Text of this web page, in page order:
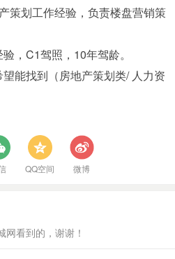
策划工作经验，负责楼盘营销策
，C1驾照，10年驾龄。
能找到（房地产策划类/ 人力资
QQ空间 微博
看到的，谢谢！